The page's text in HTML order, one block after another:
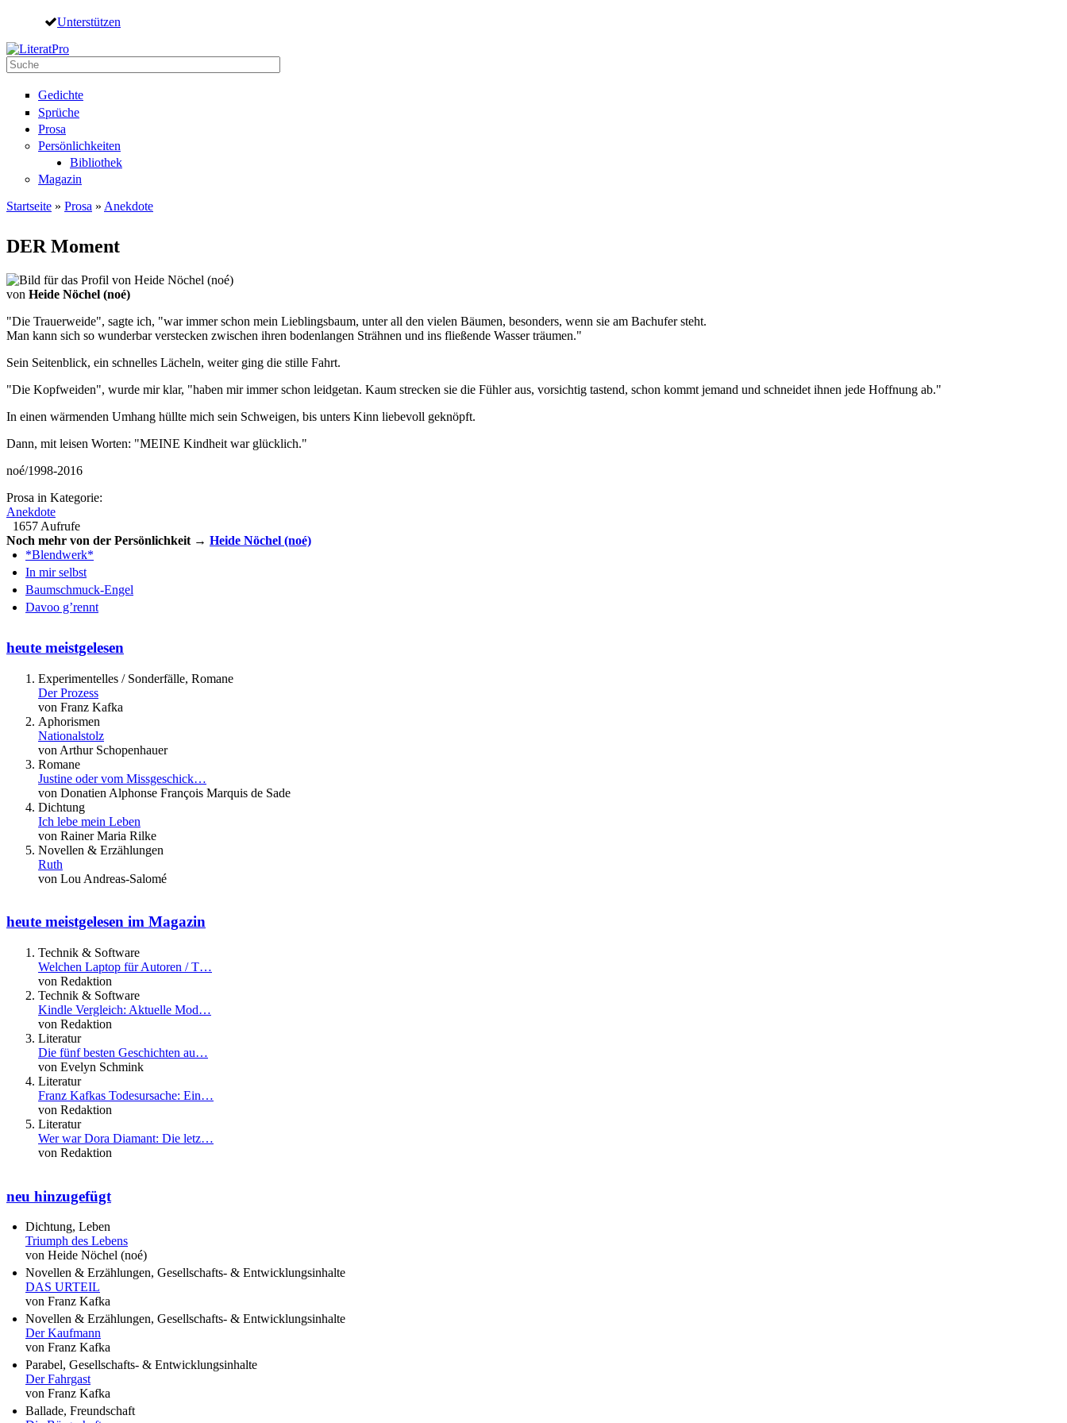
Direkt zum Inhalt
Unterstützen
Suche
Gedichte
Sprüche
Prosa
Persönlichkeiten
Bibliothek
Magazin
Startseite » Prosa » Anekdote
DER Moment
von Heide Nöchel (noé)
"Die Trauerweide", sagte ich, "war immer schon mein Lieblingsbaum, unter all den vielen Bäumen, besonders, wenn sie am Bachufer steht.
Man kann sich so wunderbar verstecken zwischen ihren bodenlangen Strähnen und ins fließende Wasser träumen."
Sein Seitenblick, ein schnelles Lächeln, weiter ging die stille Fahrt.
"Die Kopfweiden", wurde mir klar, "haben mir immer schon leidgetan. Kaum strecken sie die Fühler aus, vorsichtig tastend, schon kommt jemand und schneidet ihnen jede Hoffnung ab."
In einen wärmenden Umhang hüllte mich sein Schweigen, bis unters Kinn liebevoll geknöpft.
Dann, mit leisen Worten: "MEINE Kindheit war glücklich."
noé/1998-2016
Prosa in Kategorie:
Anekdote
1657 Aufrufe
Noch mehr von der Persönlichkeit → Heide Nöchel (noé)
*Blendwerk*
In mir selbst
Baumschmuck-Engel
Davoo g’rennt
heute meistgelesen
Experimentelles / Sonderfälle, Romane
Der Prozess
von Franz Kafka
Aphorismen
Nationalstolz
von Arthur Schopenhauer
Romane
Justine oder vom Missgeschick…
von Donatien Alphonse François Marquis de Sade
Dichtung
Ich lebe mein Leben
von Rainer Maria Rilke
Novellen & Erzählungen
Ruth
von Lou Andreas-Salomé
heute meistgelesen im Magazin
Technik & Software
Welchen Laptop für Autoren / T…
von Redaktion
Technik & Software
Kindle Vergleich: Aktuelle Mod…
von Redaktion
Literatur
Die fünf besten Geschichten au…
von Evelyn Schmink
Literatur
Franz Kafkas Todesursache: Ein…
von Redaktion
Literatur
Wer war Dora Diamant: Die letz…
von Redaktion
neu hinzugefügt
Dichtung, Leben
Triumph des Lebens
von Heide Nöchel (noé)
Novellen & Erzählungen, Gesellschafts- & Entwicklungsinhalte
DAS URTEIL
von Franz Kafka
Novellen & Erzählungen, Gesellschafts- & Entwicklungsinhalte
Der Kaufmann
von Franz Kafka
Parabel, Gesellschafts- & Entwicklungsinhalte
Der Fahrgast
von Franz Kafka
Ballade, Freundschaft